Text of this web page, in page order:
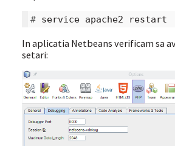
# service apache2
In aplicatia Netbeans verificam sa
setari: